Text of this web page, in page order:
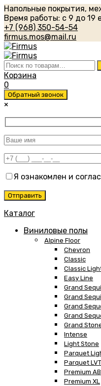
Напольные покрытия,
Время работы: с 9 до 19
+7 (968) 350-54-54
firmus.mos@mail.ru
Искать:
Корзина
0
Обратный звонок
×
Я ознакомлен и
Каталог
Виниловые полы
Alpine Floor
Chevron
Classic
Classic
Easy Line
Grand
Grand
Grand
Grand
Grand
Intense
Light Stone
Parquet
Parquet LVT
Premium
Premium XL